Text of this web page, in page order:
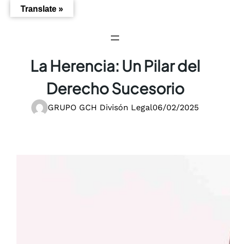
Saltar
La Herencia: Un Pilar del
Derecho Sucesorio
GRUPO GCH Divisón Legal06/02/2025
Translate »